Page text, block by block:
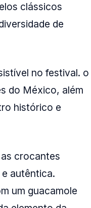
clássicos
de
no festival. o
do México, além
histórico e
crocantes
autêntica.
um guacamole